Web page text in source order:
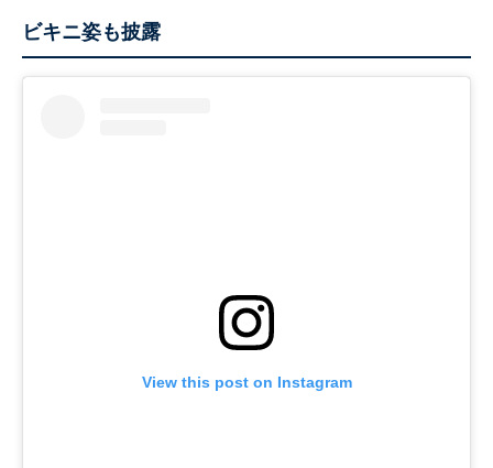
ビキニ姿も披露
View this post on Instagram